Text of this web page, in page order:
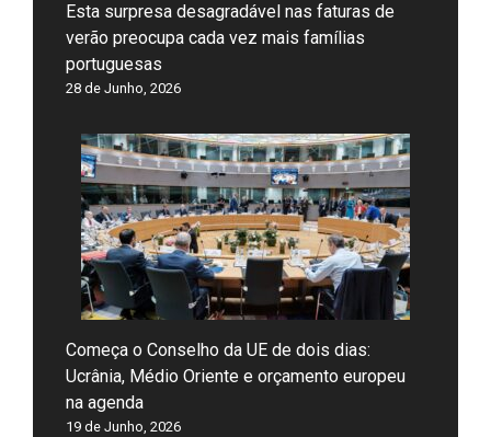
Esta surpresa desagradável nas faturas de
verão preocupa cada vez mais famílias
portuguesas
28 de Junho, 2026
Começa o Conselho da UE de dois dias:
Ucrânia, Médio Oriente e orçamento europeu
na agenda
19 de Junho, 2026